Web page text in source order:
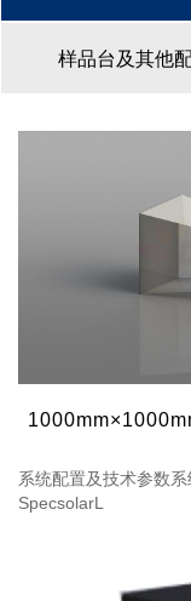
样品台及其他
系统配置及技术参数
SpecsolarL